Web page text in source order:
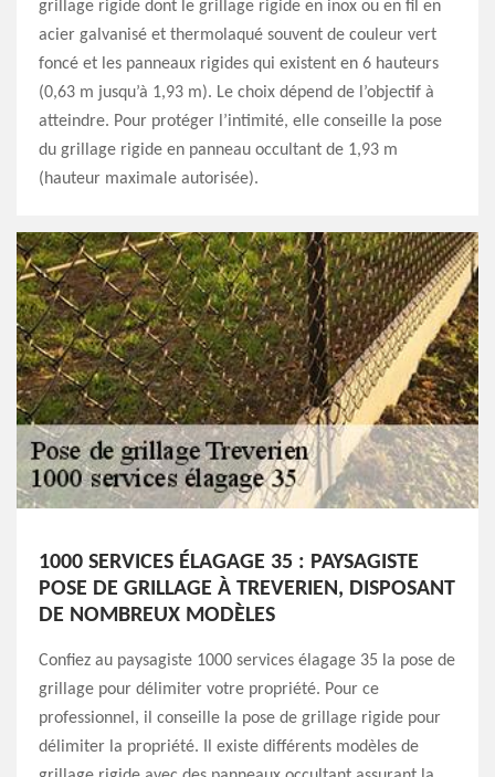
grillage rigide dont le grillage rigide en inox ou en fil en
acier galvanisé et thermolaqué souvent de couleur vert
foncé et les panneaux rigides qui existent en 6 hauteurs
(0,63 m jusqu’à 1,93 m). Le choix dépend de l’objectif à
atteindre. Pour protéger l’intimité, elle conseille la pose
du grillage rigide en panneau occultant de 1,93 m
(hauteur maximale autorisée).
1000 SERVICES ÉLAGAGE 35 : PAYSAGISTE
POSE DE GRILLAGE À TREVERIEN, DISPOSANT
DE NOMBREUX MODÈLES
Confiez au paysagiste 1000 services élagage 35 la pose de
grillage pour délimiter votre propriété. Pour ce
professionnel, il conseille la pose de grillage rigide pour
délimiter la propriété. Il existe différents modèles de